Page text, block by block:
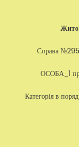
Справа
ОСОБА_1
Категорія в